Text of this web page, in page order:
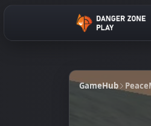
GameHub